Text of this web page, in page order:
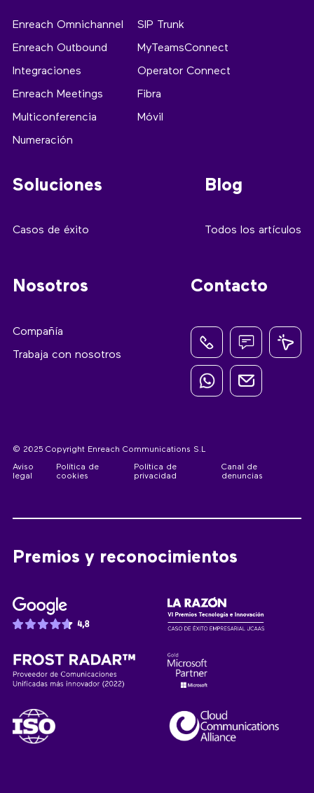
Enreach Omnichannel
Enreach Outbound
Integraciones
Enreach Meetings
Multiconferencia
Numeración
SIP Trunk
MyTeamsConnect
Operator Connect
Fibra
Móvil
Soluciones
Casos de éxito
Blog
Todos los artículos
Nosotros
Compañía
Trabaja con nosotros
Contacto
© 2025 Copyright Enreach Communications S.L
Aviso
legal
Política de
cookies
Política de
privacidad
Canal de
denuncias
Premios y reconocimientos